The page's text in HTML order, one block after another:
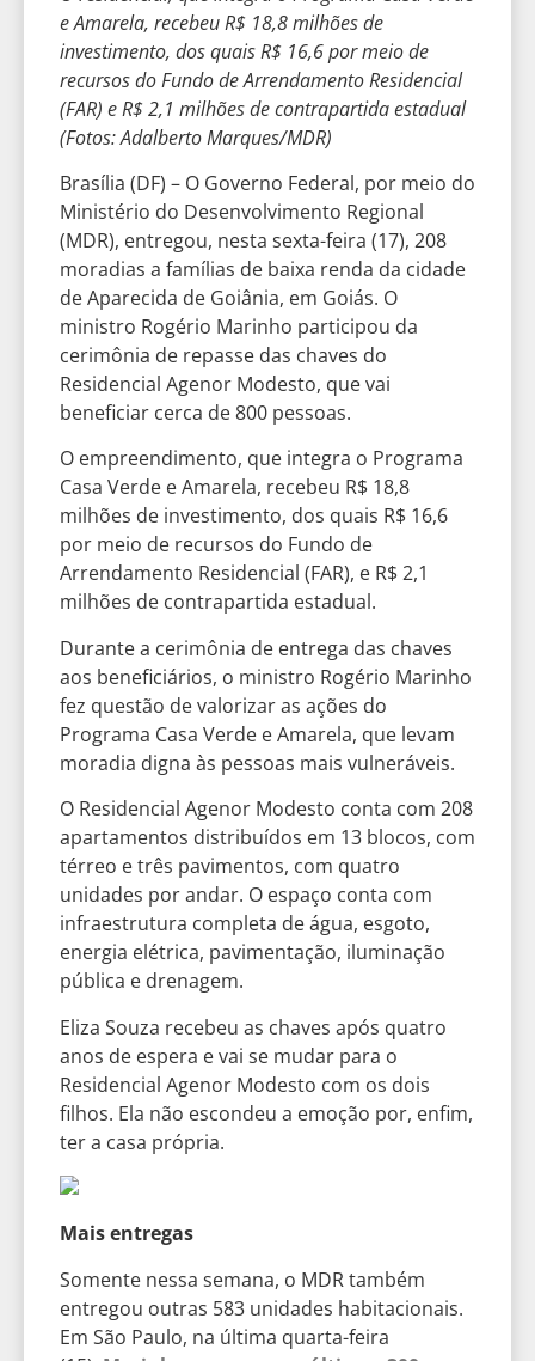
e Amarela, recebeu R$ 18,8 milhões de
investimento, dos quais R$ 16,6 por meio de
recursos do Fundo de Arrendamento Residencial
(FAR) e R$ 2,1 milhões de contrapartida estadual
(Fotos: Adalberto Marques/MDR)
Brasília (DF) – O Governo Federal, por meio do
Ministério do Desenvolvimento Regional
(MDR), entregou, nesta sexta-feira (17), 208
moradias a famílias de baixa renda da cidade
de Aparecida de Goiânia, em Goiás. O
ministro Rogério Marinho participou da
cerimônia de repasse das chaves do
Residencial Agenor Modesto, que vai
beneficiar cerca de 800 pessoas.
O empreendimento, que integra o Programa
Casa Verde e Amarela, recebeu R$ 18,8
milhões de investimento, dos quais R$ 16,6
por meio de recursos do Fundo de
Arrendamento Residencial (FAR), e R$ 2,1
milhões de contrapartida estadual.
Durante a cerimônia de entrega das chaves
aos beneficiários, o ministro Rogério Marinho
fez questão de valorizar as ações do
Programa Casa Verde e Amarela, que levam
moradia digna às pessoas mais vulneráveis.
O Residencial Agenor Modesto conta com 208
apartamentos distribuídos em 13 blocos, com
térreo e três pavimentos, com quatro
unidades por andar. O espaço conta com
infraestrutura completa de água, esgoto,
energia elétrica, pavimentação, iluminação
pública e drenagem.
Eliza Souza recebeu as chaves após quatro
anos de espera e vai se mudar para o
Residencial Agenor Modesto com os dois
filhos. Ela não escondeu a emoção por, enfim,
ter a casa própria.
Mais entregas
Somente nessa semana, o MDR também
entregou outras 583 unidades habitacionais.
Em São Paulo, na última quarta-feira